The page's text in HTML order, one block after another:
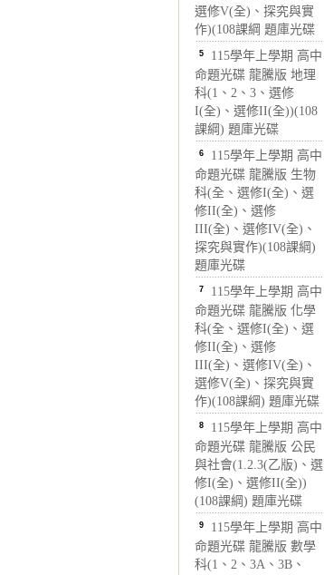
選修V(全)、探究與實
作)(108課綱 題庫光碟
5 115學年上學期 高中
命題光碟 龍騰版 地理
科(1、2、3、選修
I(全)、選修II(全))(108
課綱) 題庫光碟
6 115學年上學期 高中
命題光碟 龍騰版 生物
科(全、選修I(全)、選
修II(全)、選修
III(全)、選修IV(全)、
探究與實作)(108課綱)
題庫光碟
7 115學年上學期 高中
命題光碟 龍騰版 化學
科(全、選修I(全)、選
修II(全)、選修
III(全)、選修IV(全)、
選修V(全)、探究與實
作)(108課綱) 題庫光碟
8 115學年上學期 高中
命題光碟 龍騰版 公民
與社會(1.2.3(乙版)、選
修I(全)、選修II(全))
(108課綱) 題庫光碟
9 115學年上學期 高中
命題光碟 龍騰版 數學
科(1、2、3A、3B、